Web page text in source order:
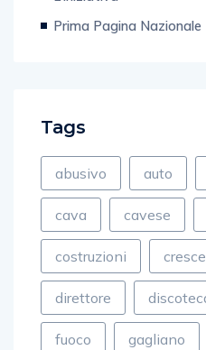
Prima Pagina Nazionale
Tags
abusivo auto
cava cavese
costruzioni
direttore
fuoco gagliano